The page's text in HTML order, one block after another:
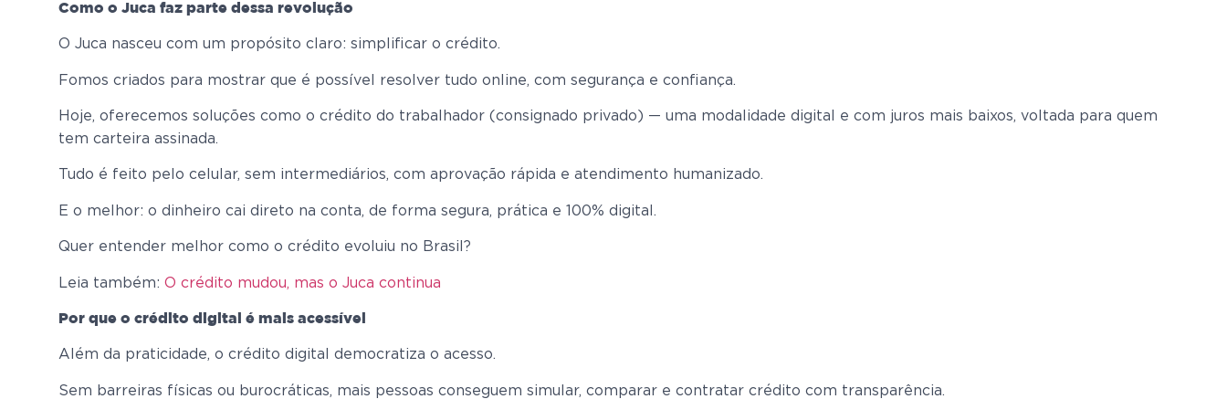
Como o Juca faz parte dessa revolução
O Juca nasceu com um propósito claro: simplificar o crédito.
Fomos criados para mostrar que é possível resolver tudo online, com segurança e confiança.
Hoje, oferecemos soluções como o crédito do trabalhador (consignado privado) — uma modalidade digital e com juros mais baixos, voltada para quem
tem carteira assinada.
Tudo é feito pelo celular, sem intermediários, com aprovação rápida e atendimento humanizado.
E o melhor: o dinheiro cai direto na conta, de forma segura, prática e 100% digital.
Quer entender melhor como o crédito evoluiu no Brasil?
Leia também: O crédito mudou, mas o Juca continua
Por que o crédito digital é mais acessível
Além da praticidade, o crédito digital democratiza o acesso.
Sem barreiras físicas ou burocráticas, mais pessoas conseguem simular, comparar e contratar crédito com transparência.